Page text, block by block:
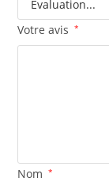
Votre avis *
Nom *